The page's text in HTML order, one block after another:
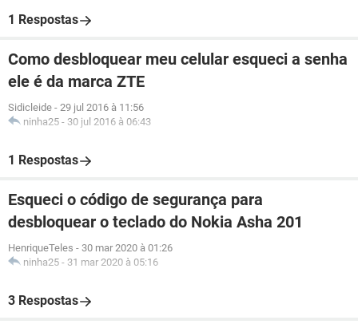
1 Respostas
Como desbloquear meu celular esqueci a senha
ele é da marca ZTE
Sidicleide - 29 jul 2016 à 11:56
ninha25 - 30 jul 2016 à 06:43
1 Respostas
Esqueci o código de segurança para
desbloquear o teclado do Nokia Asha 201
HenriqueTeles - 30 mar 2020 à 01:26
ninha25 - 31 mar 2020 à 05:16
3 Respostas